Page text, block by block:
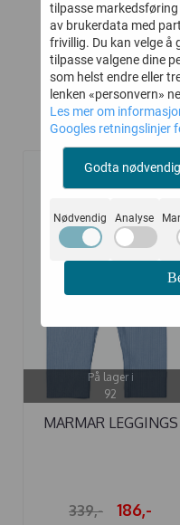
Kjøp
Kunder
-45%
På lager i
92
MARMAR LEGGINGS
339,- 186,-
tilpasse
av brukerdata med
frivillig. Du kan velge å
tilpasse valgene dine
som helst endre eller
lenken «personvern»
Les mer om
Googles retningslinjer
Godta nødvendig
Nødvendig Analyse